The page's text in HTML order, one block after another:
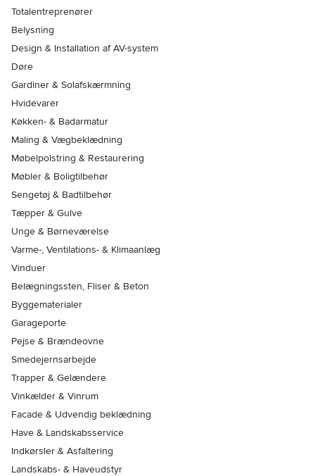
Totalentreprenører
Belysning
Design & Installation af AV-system
Døre
Gardiner & Solafskærmning
Hvidevarer
Køkken- & Badarmatur
Maling & Vægbeklædning
Møbelpolstring & Restaurering
Møbler & Boligtilbehør
Sengetøj & Badtilbehør
Tæpper & Gulve
Unge & Børneværelse
Varme-, Ventilations- & Klimaanlæg
Vinduer
Belægningssten, Fliser & Beton
Byggematerialer
Garageporte
Pejse & Brændeovne
Smedejernsarbejde
Trapper & Gelændere
Vinkælder & Vinrum
Facade & Udvendig beklædning
Have & Landskabsservice
Indkørsler & Asfaltering
Landskabs- & Haveudstyr